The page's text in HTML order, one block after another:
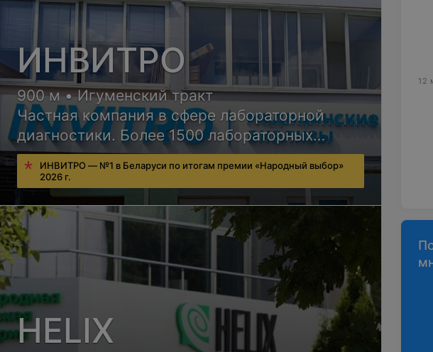
12
ИНВИТРО
900 м • Игуменский тракт
Частная компания в сфере лабораторной
диагностики. Более 1500 лабораторных
исследований, удобный сервис для
пациентов, бесплатная консультация врача
ИНВИТРО — №1 в Беларуси по итогам премии «Народный выбор»
2026 г.
HELIX